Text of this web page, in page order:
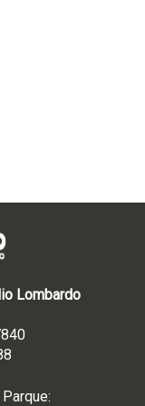
Lombardo